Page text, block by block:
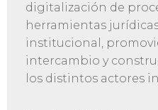
digitalización de
herramientas
institucional,
intercambio y
los distintos actores